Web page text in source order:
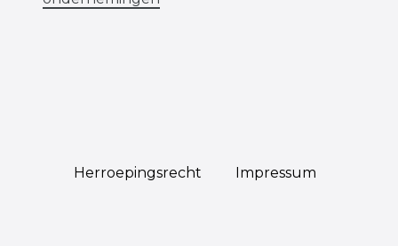
Herroepings­recht Impressum